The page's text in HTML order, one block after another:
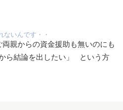
ないんです・・
親からの資金援助も無いのにも
ら結論を出したい」 という方